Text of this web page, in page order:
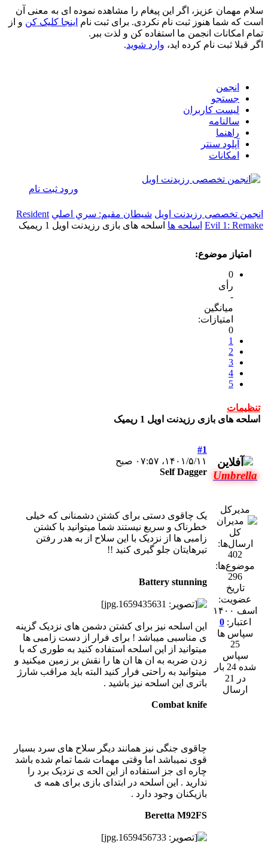
سلام مهمان عزیز، اگر این پیغام را مشاهده نموده ای به معنی آن
است که شما هنوز ثبت نام نکردی. برای ثبت نام اینجا کلیک کن و از
تمام امکانات انجمن ما استفاده کن و لذت ببر.
اگر قبلا ثبت نام کرده اید، وارد شوید.
انجمن
جستجو
لیست کاربران
سالنامه
راهنما
آپلود سنتر
امکانات
ورود ثبت نام
انجمن تخصصی رزیدنت اویل شيطان مقيم: سري اصلي Resident
Evil 1: Remake اسلحه ها اسلحه های بازی رزیدنت اویل 1 ریمیک
امتیاز موضوع:
0
رأی
-
میانگین
امتیازات:
0
1
2
3
4
5
تنظیمات
اسلحه های بازی رزیدنت اویل 1 ریمیک
Umbrella
مدیرکل
ارسال‌ها:
402
موضوع‌ها:
296
تاریخ
عضویت:
اسف ۱۴۰۰
اعتبار:0
سپاس ها
25
سپاس
شده 24 بار
در 21
ارسال
#1
۱۴۰۱/۵/۱۱، ۰۷:۵۷ صبح
Self Dagger
یک چاقوی دستی برای کشتن دشمنانی که خیلی
خطرناک و سریع نیستند شما میتوانید با کشتن
زامبی ها از نزدیک با این سلاح از به هدر رفتن
تیرهایتان جلو گیری کنید !!
Battery stunning
این اسلحه نیز برای کشتن دشمن های نزدیک گزینه
ی مناسبی میباشد ! برای فرار از دست زامبی ها
میتوانید از این اسلحه استفاده کنید به طوری که با
زدن ضربه به ان ها ان ها را نقش بر زمین میکنید و
میتوانید به راحتی فرار کنید البته باید مراقب شارژ
باتری این اسلحه نیز باشید .
Combat knife
چاقوی جنگی نیز همانند دیگر سلاح های سرد بسیار
قوی نمیباشد اما وقتی مهمات شما تمام شده باشد
چاره ای جز استفاده از این الحه ی نزدیک برد را
ندارید . این اسلحه در ابتدای بازی برای همه ی
بازیکنان وجود دارد .
Beretta M92FS